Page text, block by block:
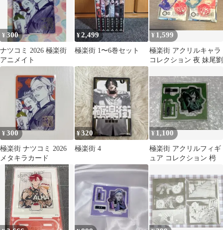
¥300
ナツコミ 2026 極楽街
アニメイト
¥2,499
極楽街 1〜6巻セット
¥ 1,599
極楽街 アクリルキャラ
コレクション 夜 妹尾劉
¥300
極楽街 ナツコミ 2026
メタキラカード
¥320
極楽街 4
¥ 1,100
極楽街 アクリルフィギ
ュア コレクション 枵